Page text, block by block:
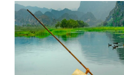
View
Larger
Image